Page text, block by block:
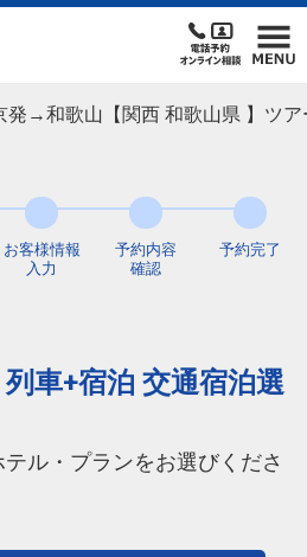
発→和歌山【関西 和歌山県 】ツ
お客様情報
入力
予約内容
確認
予約完了
車+宿泊 交通宿泊選
ル・プランをお選びくださ